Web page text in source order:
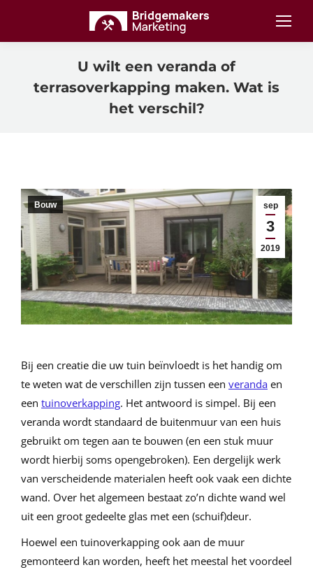
U wilt een veranda of
terrasoverkapping maken. Wat is
het verschil?
sep
3
2019
Bouw
Bij een creatie die uw tuin beïnvloedt is het handig om
te weten wat de verschillen zijn tussen een veranda en
een tuinoverkapping. Het antwoord is simpel. Bij een
veranda wordt standaard de buitenmuur van een huis
gebruikt om tegen aan te bouwen (en een stuk muur
wordt hierbij soms opengebroken). Een dergelijk werk
van verscheidende materialen heeft ook vaak een dichte
wand. Over het algemeen bestaat zo’n dichte wand wel
uit een groot gedeelte glas met een (schuif)deur.
Hoewel een tuinoverkapping ook aan de muur
gemonteerd kan worden, heeft het meestal het voordeel